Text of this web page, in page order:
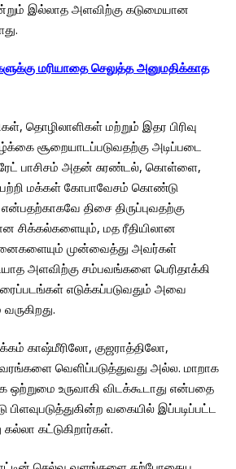
இல்லாத அளவிற்கு கடுமையான
மரியாதை செலுத்த அனுமதிக்காத
தொழிலாளிகள் மற்றும் இதர பிரிவு
சூறையாடப்படுவதற்கு அடிப்படை
பாசிசம் அதன் சுரண்டல், கொள்ளை,
மக்கள் கோபாவேசம் கொண்டு
திசை திருப்புவதற்கு
சிக்கல்களையும், மத ரீதியிலான
முன்வைத்து அவர்கள்
அளவிற்கு சம்பவங்களை பெரிதாக்கி
எடுக்கப்படுவதும் அவை
காஷ்மீரிலோ, குஜராத்திலோ,
வெளிப்படுத்துவது அல்ல. மாறாக
உருவாகி விடக்கூடாது என்பதை
வகையில் இப்படிப்பட்ட
கட்டுகிறார்கள்.